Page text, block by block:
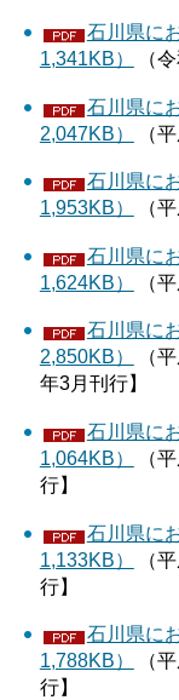
石川県に
1,341KB）
（
石川県に
2,047KB）
（
石川県に
1,953KB）
（
石川県に
1,624KB）
（
石川県に
2,850KB）
（
年3月刊行】
石川県に
1,064KB）
（
行】
石川県に
1,133KB）
（
行】
石川県に
1,788KB）
（
行】